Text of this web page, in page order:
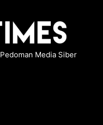
Pedoman Media Siber